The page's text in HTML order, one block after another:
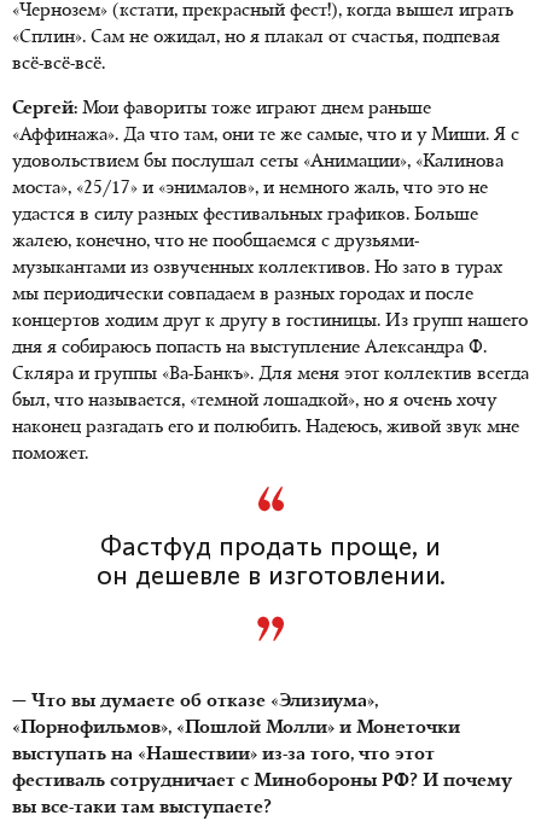
«Чернозем» (кстати, прекрасный фест!), когда вышел играть
«Сплин». Сам не ожидал, но я плакал от счастья, подпевая
всё-всё-всё.
Сергей: Мои фавориты тоже играют днем раньше
«Аффинажа». Да что там, они те же самые, что и у Миши. Я с
удовольствием бы послушал сеты «Анимации», «Калинова
моста», «25/17» и «энималов», и немного жаль, что это не
удастся в силу разных фестивальных графиков. Больше
жалею, конечно, что не пообщаемся с друзьями-
музыкантами из озвученных коллективов. Но зато в турах
мы периодически совпадаем в разных городах и после
концертов ходим друг к другу в гостиницы. Из групп нашего
дня я собираюсь попасть на выступление Александра Ф.
Скляра и группы «Ва-Банкъ». Для меня этот коллектив всегда
был, что называется, «темной лошадкой», но я очень хочу
наконец разгадать его и полюбить. Надеюсь, живой звук мне
поможет.
Фастфуд продать проще, и
он дешевле в изготовлении.
— Что вы думаете об отказе «Элизиума»,
«Порнофильмов», «Пошлой Молли» и Монеточки
выступать на «Нашествии» из-за того, что этот
фестиваль сотрудничает с Минобороны РФ? И почему
вы все-таки там выступаете?